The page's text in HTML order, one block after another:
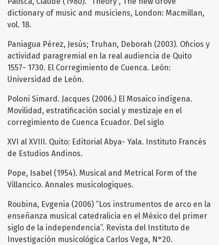
dictionary of music and musiciens, London: Macmillan,
vol. 18.
Paniagua Pérez, Jesús; Truhan, Deborah (2003). Oficios y
actividad paragremial en la real audiencia de Quito
1557- 1730. El Corregimiento de Cuenca. León:
Universidad de León.
Poloni Simard. Jacques (2006.) El Mosaico indígena.
Movilidad, estratificación social y mestizaje en el
corregimiento de Cuenca Ecuador. Del siglo
XVI al XVIII. Quito: Editorial Abya- Yala. Instituto Francés
de Estudios Andinos.
Pope, Isabel (1954). Musical and Metrical Form of the
Villancico. Annales musicologiques.
Roubina, Evgenia (2006) “Los instrumentos de arco en la
enseñanza musical catedralicia en el México del primer
siglo de la independencia”. Revista del Instituto de
Investigación musicológica Carlos Vega, N°20.